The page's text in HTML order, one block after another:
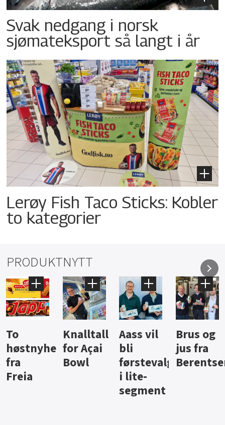
Svak nedgang i norsk
sjømateksport så langt i år
Lerøy Fish Taco Sticks: Kobler
to kategorier
PRODUKTNYTT
Knalltall
for Açai
Bowl
Aass vil
bli
førstevalg
Brus og
jus fra
Berentsen
Hard
iste fra
Hansa